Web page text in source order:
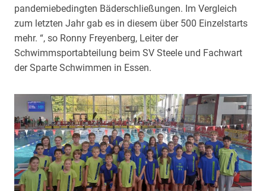
pandemiebedingten Bäderschließungen. Im Vergleich
zum letzten Jahr gab es in diesem über 500 Einzelstarts
mehr. “, so Ronny Freyenberg, Leiter der
Schwimmsportabteilung beim SV Steele und Fachwart
der Sparte Schwimmen in Essen.